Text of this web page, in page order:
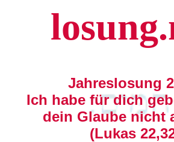
Jahreslosung
Ich habe für dich
dein Glaube nicht
(Lukas